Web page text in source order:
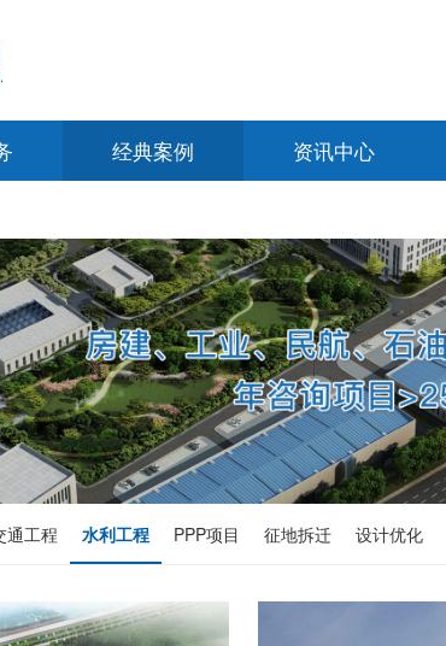
经典案例 资讯中心
通工程 水利工程 PPP项目 征地拆迁 设计优化